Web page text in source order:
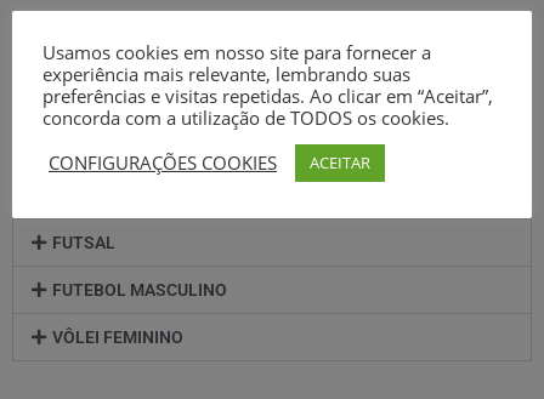
ACADEMIA
Serviço Terceirizado
contato: 9 9129-3121
FUTSAL
FUTEBOL MASCULINO
VÔLEI FEMININO
Usamos cookies em nosso site para fornecer a
experiência mais relevante, lembrando suas
preferências e visitas repetidas. Ao clicar em “Aceitar”,
concorda com a utilização de TODOS os cookies.
CONFIGURAÇÕES COOKIES
ACEITAR